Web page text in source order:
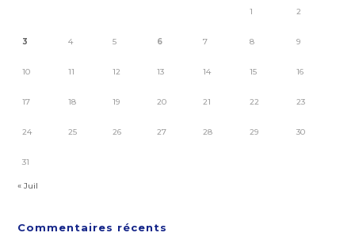
1 2
3 4 5 6 7 8 9
10 11 12 13 14 15 16
17 18 19 20 21 22 23
24 25 26 27 28 29 30
31
« Juil
Commentaires récents